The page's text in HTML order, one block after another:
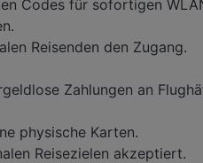
Codes für sofortigen
Reisenden den Zugang.
Zahlungen an
physische Karten.
Reisezielen akzeptiert.